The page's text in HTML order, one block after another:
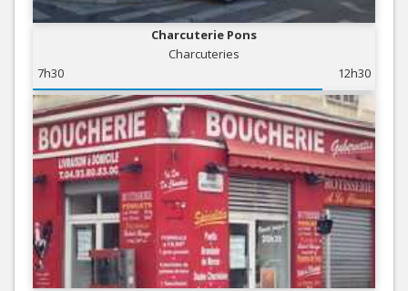
Charcuterie Pons
Charcuteries
7h30
12h30